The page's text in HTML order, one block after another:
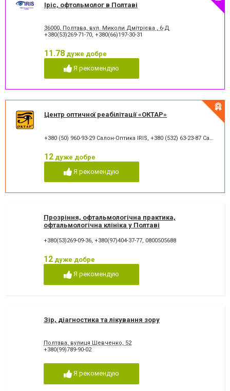
Іріс, офтольмолог в Полтаві
36000, Полтава, вул. Миколи Дмітрієва , 6-Д
+380(53)269-71-70, +380(66)197-30-31
11.78 дуже добре
Я рекомендую
Центр оптичної реабілітації «ОКТАР»
+380 (50) 960-93-29 Салон-Оптика IRIS, +380 (532) 63-23-87 Салон-Оптика IRIS
12 дуже добре
Я рекомендую
Прозріння, офтальмологічна практика,
офтальмологічна клініка у Полтаві
+380(53)269-09-36, +380(97)404-37-77, 0800505688
12 дуже добре
Я рекомендую
Зір, діагностика та лікування зору
Полтава, вулиця Шевченко, 52
+380(99)789-90-02
Я рекомендую